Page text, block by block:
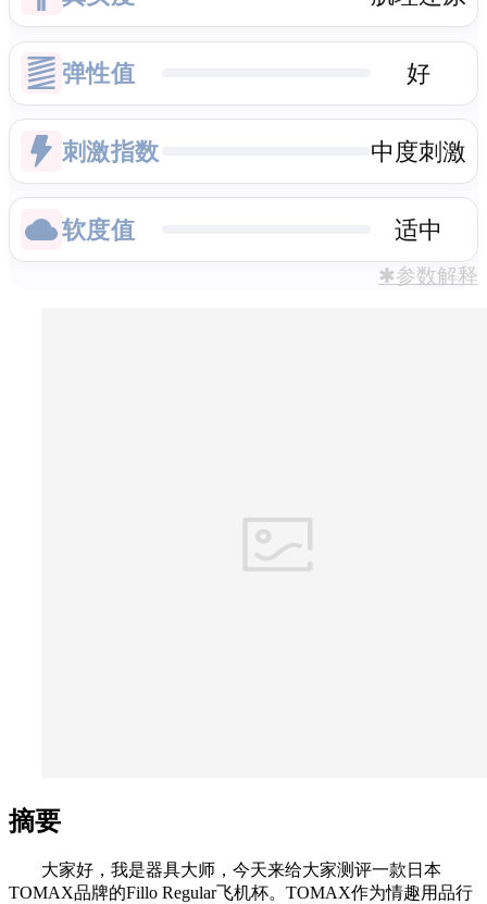
弹性值 好
刺激指数 中度刺激
软度值 适中
✱参数解释
摘要
大家好，我是器具大师，今天来给大家测评一款日本
TOMAX品牌的Fillo Regular飞机杯。TOMAX作为情趣用品行